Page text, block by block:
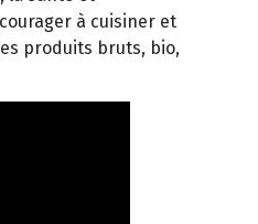
à cuisiner et
produits bruts, bio,